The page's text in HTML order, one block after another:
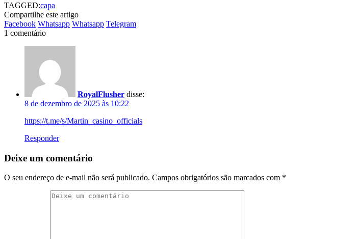
TAGGED:capa
Compartilhe este artigo
Facebook Whatsapp Whatsapp Telegram
1 comentário
RoyalFlusher disse:
8 de dezembro de 2025 às 10:22
https://t.me/s/Martin_casino_officials
Responder
Deixe um comentário
O seu endereço de e-mail não será publicado. Campos obrigatórios são marcados com *